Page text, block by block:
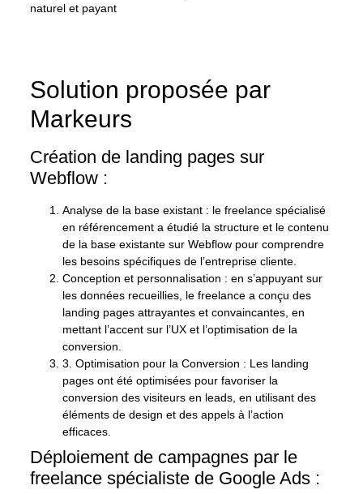
naturel et payant
Solution proposée par
Markeurs
Création de landing pages sur
Webflow :
Analyse de la base existant : le freelance spécialisé
en référencement a étudié la structure et le contenu
de la base existante sur Webflow pour comprendre
les besoins spécifiques de l’entreprise cliente.
Conception et personnalisation : en s’appuyant sur
les données recueillies, le freelance a conçu des
landing pages attrayantes et convaincantes, en
mettant l’accent sur l’UX et l’optimisation de la
conversion.
3. Optimisation pour la Conversion : Les landing
pages ont été optimisées pour favoriser la
conversion des visiteurs en leads, en utilisant des
éléments de design et des appels à l’action
efficaces.
Déploiement de campagnes par le
freelance spécialiste de Google Ads :